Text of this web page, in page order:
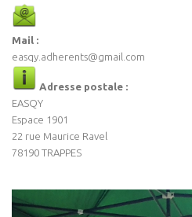
Mail :
easqy.adherents@gmail.com
Adresse postale :
EASQY
Espace 1901
22 rue Maurice Ravel
78190 TRAPPES